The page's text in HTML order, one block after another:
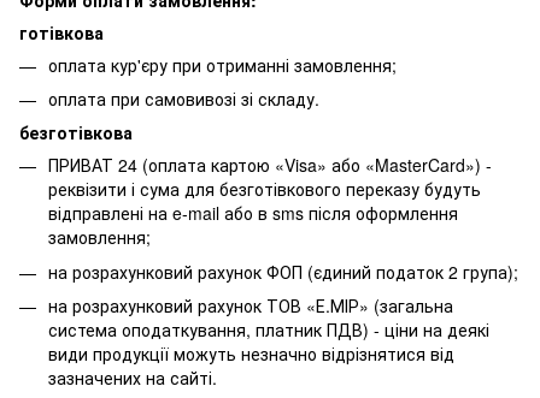
готівкова
оплата кур'єру при отриманні замовлення;
оплата при самовивозі зі складу.
безготівкова
ПРИВАТ 24 (оплата картою «Visa» або «MasterCard») -
реквізити і сума для безготівкового переказу будуть
відправлені на e-mail або в sms після оформлення
замовлення;
на розрахунковий рахунок ФОП (єдиний податок 2 група);
на розрахунковий рахунок ТОВ «Е.МІР» (загальна
система оподаткування, платник ПДВ) - ціни на деякі
види продукції можуть незначно відрізнятися від
зазначених на сайті.